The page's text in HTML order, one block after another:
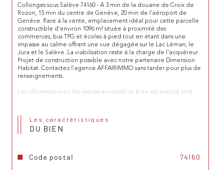
Collonges sous Salève 74160 - A 3 min de la douane de Croix de
Rozon, 15 min du centre de Genève, 20 min de l'aéroport de
Genève. Rare à la vente, emplacement idéal pour cette parcelle
constructible d'environ 1096 m² située à proximité des
commerces, bus TPG et écoles à pied tout en étant dans une
impasse au calme offrant une vue dégagée sur le Lac Léman, le
Jura et le Salève. La viabilisation reste à la charge de l'acquéreur.
Projet de construction possible avec notre partenaire Dimension
Habitat. Contactez l'agence AFFAIRIMMO sans tarder pour plus de
renseignements.
Les informations sur les risques auxquels ce bien est exposé sont
Les caractéristiques
DU BIEN
Code postal 74160